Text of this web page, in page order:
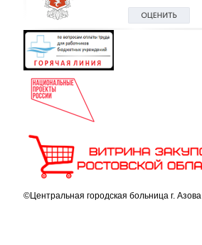
©Центральная городская больница г. Азова